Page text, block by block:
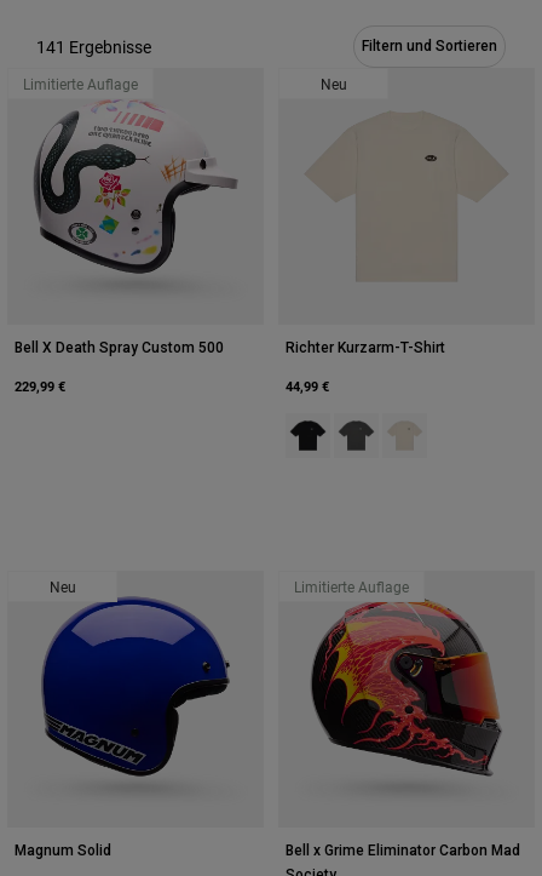
Adventure
Retro
Ersatzteile
Alle Artikel anzeigen
BMX
Ersatzteile
Alle Artikel anzeigen
141 Ergebnisse Filtern und Sortieren
Limitierte Auflage
Bell X Death Spray Custom 500
229,99 €
Neu
Richter Kurzarm-T-Shirt
44,99 €
Product swatch type of Schwarz.
Product swatch type of
Product swatch
Neu
Magnum Solid
Limitierte Auflage
Bell x Grime Eliminator Carbon Mad